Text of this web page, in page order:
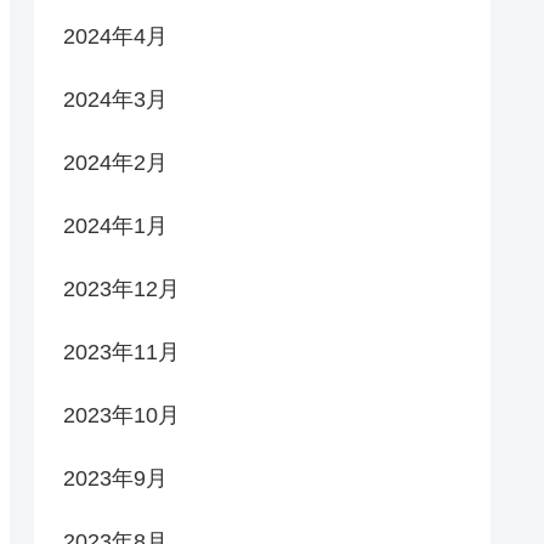
2024年4月
2024年3月
2024年2月
2024年1月
2023年12月
2023年11月
2023年10月
2023年9月